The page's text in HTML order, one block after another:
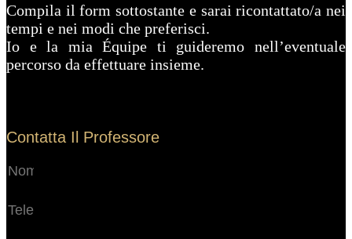
Compila il form sottostante e sarai ricontattato/a nei
tempi e nei modi che preferisci.
Io e la mia Équipe ti guideremo nell’eventuale
percorso da effettuare insieme.
Contatta Il Professore